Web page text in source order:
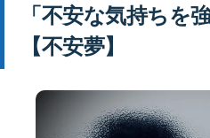
「不安な気持ちを
【不安夢】